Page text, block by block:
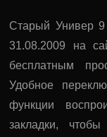
Старый Универ 9
31.08.2009 на
бесплатным
Удобное
функции
закладки,